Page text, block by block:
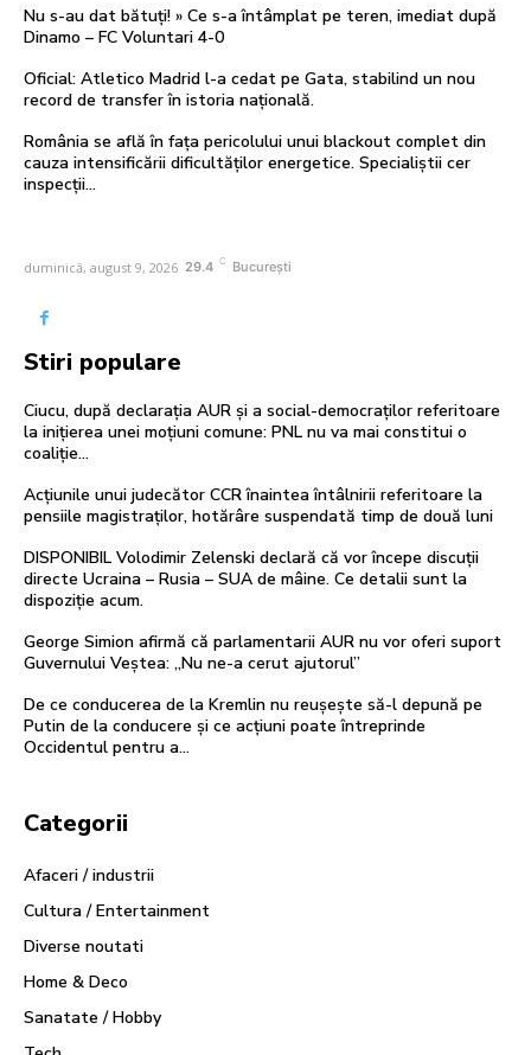
Nu s-au dat bătuți! » Ce s-a întâmplat pe teren, imediat după
Dinamo – FC Voluntari 4-0
Oficial: Atletico Madrid l-a cedat pe Gata, stabilind un nou
record de transfer în istoria națională.
România se află în fața pericolului unui blackout complet din
cauza intensificării dificultăților energetice. Specialiștii cer
inspecții…
duminică, august 9, 2026 29.4 C București
Stiri populare
Ciucu, după declarația AUR și a social-democraților referitoare
la inițierea unei moțiuni comune: PNL nu va mai constitui o
coaliție…
Acțiunile unui judecător CCR înaintea întâlnirii referitoare la
pensiile magistraților, hotărâre suspendată timp de două luni
DISPONIBIL Volodimir Zelenski declară că vor începe discuții
directe Ucraina – Rusia – SUA de mâine. Ce detalii sunt la
dispoziție acum.
George Simion afirmă că parlamentarii AUR nu vor oferi suport
Guvernului Veștea: „Nu ne-a cerut ajutorul”
De ce conducerea de la Kremlin nu reușește să-l depună pe
Putin de la conducere și ce acțiuni poate întreprinde
Occidentul pentru a…
Categorii
Afaceri / industrii
Cultura / Entertainment
Diverse noutati
Home & Deco
Sanatate / Hobby